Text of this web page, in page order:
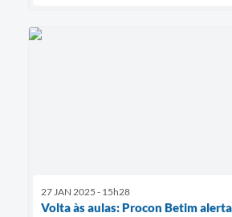
27 JAN 2025 - 15h28
Volta às aulas: Procon Betim